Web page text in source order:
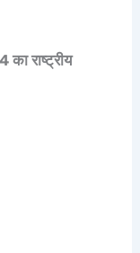
राष्ट्रीय